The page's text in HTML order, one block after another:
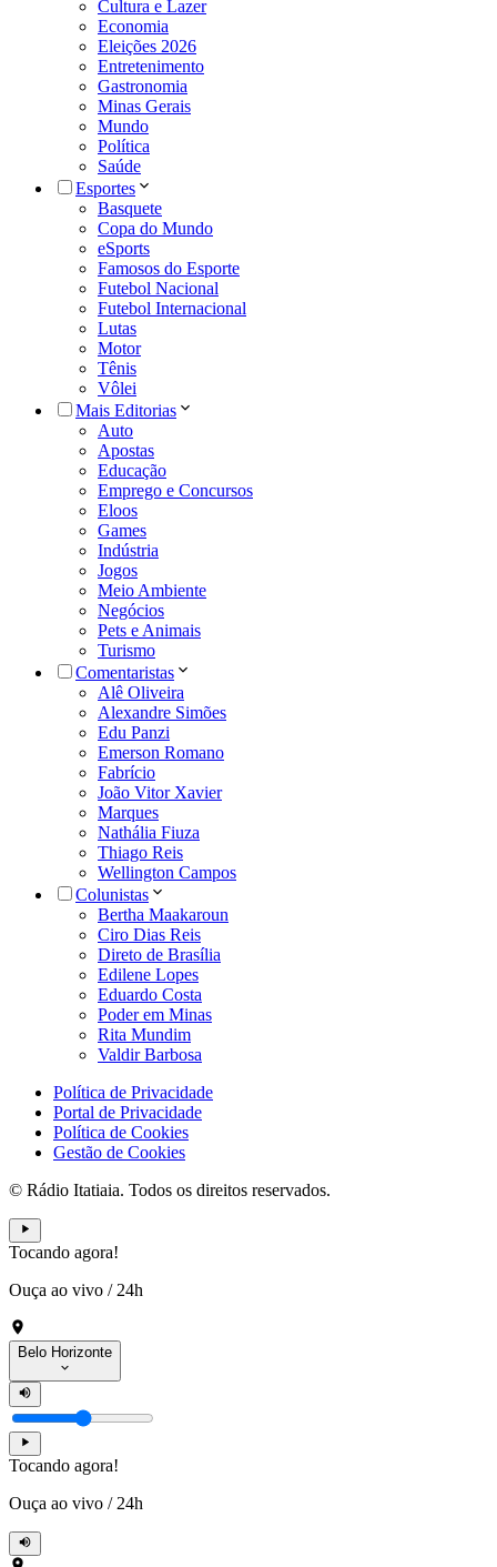
Cultura e Lazer
Economia
Eleições 2026
Entretenimento
Gastronomia
Minas Gerais
Mundo
Política
Saúde
Esportes
Basquete
Copa do Mundo
eSports
Famosos do Esporte
Futebol Nacional
Futebol Internacional
Lutas
Motor
Tênis
Vôlei
Mais Editorias
Auto
Apostas
Educação
Emprego e Concursos
Eloos
Games
Indústria
Jogos
Meio Ambiente
Negócios
Pets e Animais
Turismo
Comentaristas
Alê Oliveira
Alexandre Simões
Edu Panzi
Emerson Romano
Fabrício
João Vitor Xavier
Marques
Nathália Fiuza
Thiago Reis
Wellington Campos
Colunistas
Bertha Maakaroun
Ciro Dias Reis
Direto de Brasília
Edilene Lopes
Eduardo Costa
Poder em Minas
Rita Mundim
Valdir Barbosa
Política de Privacidade
Portal de Privacidade
Política de Cookies
Gestão de Cookies
© Rádio Itatiaia. Todos os direitos reservados.
Tocando agora!
Ouça ao vivo / 24h
Belo Horizonte
Tocando agora!
Ouça ao vivo / 24h